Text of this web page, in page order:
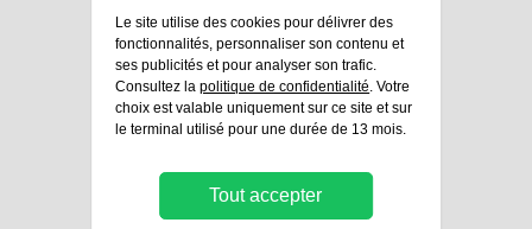
Nos solutions
A propos
Le site utilise des cookies pour délivrer des
fonctionnalités, personnaliser son contenu et
ses publicités et pour analyser son trafic.
Consultez lapolitique de confidentialité. Votre
choix est valable uniquement sur ce site et sur
le terminal utilisé pour une durée de 13 mois.
Tout accepter